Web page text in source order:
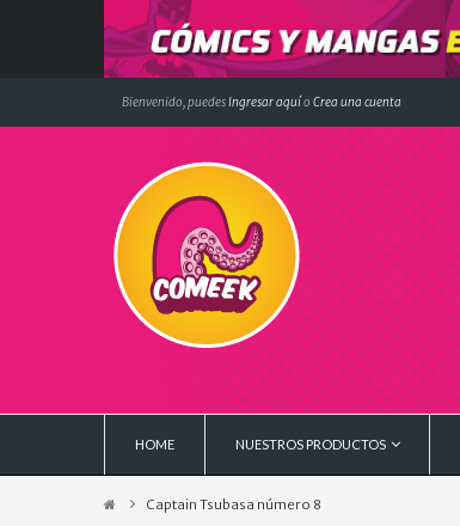
Bienvenido, puedesIngresar aquío Crea una cuenta
HOME NUESTROS PRODUCTOS
Captain Tsubasa número 8